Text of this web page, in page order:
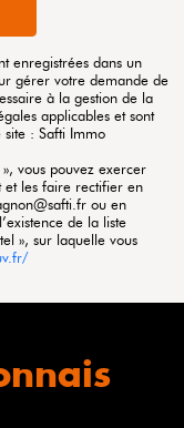
enregistrées dans un
gérer votre demande de
à la gestion de la
applicables et sont
site : Safti Immo
vous pouvez exercer
et les faire rectifier en
ou en
de la liste
», sur laquelle vous